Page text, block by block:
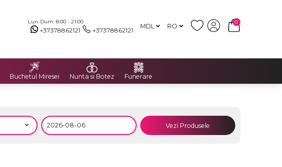
Lun-Dum: 8:00 - 21:00
+37378862121 +37378862121 MDL RO
0
Buchetul Miresei Nunta si Botez Funerare
Vezi Produsele